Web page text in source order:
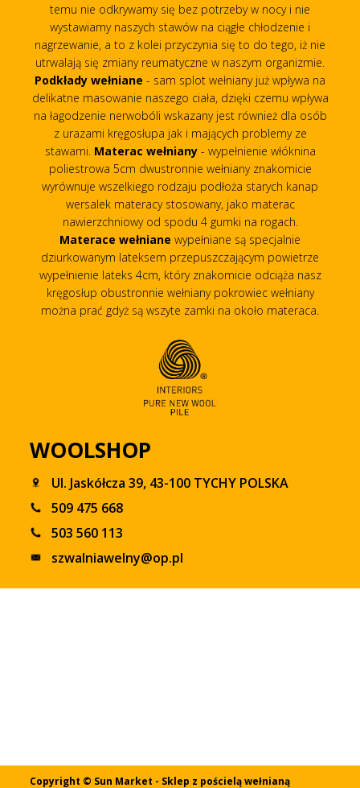
temu nie odkrywamy się bez potrzeby w nocy i nie
wystawiamy naszych stawów na ciągłe chłodzenie i
nagrzewanie, a to z kolei przyczynia się to do tego, iż nie
utrwalają się zmiany reumatyczne w naszym organizmie.
Podkłady wełniane - sam splot wełniany już wpływa na
delikatne masowanie naszego ciała, dzięki czemu wpływa
na łagodzenie nerwobóli wskazany jest również dla osób
z urazami kręgosłupa jak i mających problemy ze
stawami. Materac wełniany- wypełnienie włóknina
poliestrowa 5cm dwustronnie wełniany znakomicie
wyrównuje wszelkiego rodzaju podłoża starych kanap
wersalek materacy stosowany, jako materac
nawierzchniowy od spodu 4 gumki na rogach.
Materace wełniane wypełniane są specjalnie
dziurkowanym lateksem przepuszczającym powietrze
wypełnienie lateks 4cm, który znakomicie odciąża nasz
kręgosłup obustronnie wełniany pokrowiec wełniany
można prać gdyż są wszyte zamki na około materaca.
WOOLSHOP
Ul. Jaskółcza 39, 43-100 TYCHY POLSKA
509 475 668
503 560 113
szwalniawelny@op.pl
Copyright © Sun Market - Sklep z pościelą wełnianą